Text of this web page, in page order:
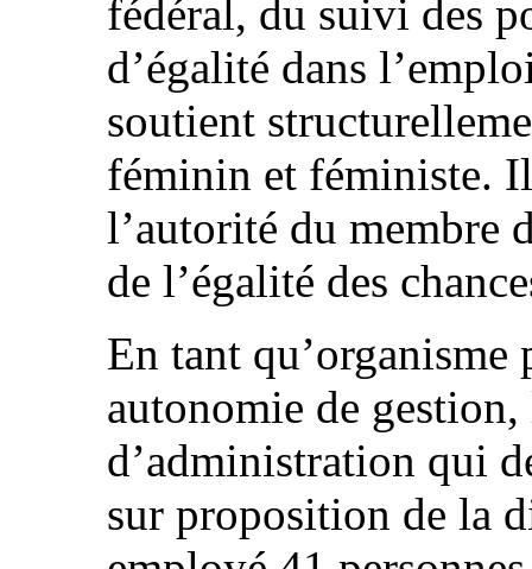
fédéral, du suivi des
d’égalité dans
soutient
féminin et féministe.
l’autorité du membre
de l’égalité des
En tant qu’organisme
autonomie de
d’administration qui
sur proposition de la